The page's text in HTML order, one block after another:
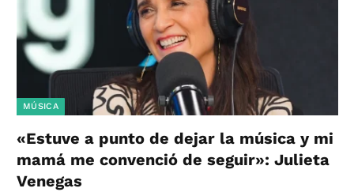
MÚSICA
«Estuve a punto de dejar la música y mi
mamá me convenció de seguir»: Julieta
Venegas